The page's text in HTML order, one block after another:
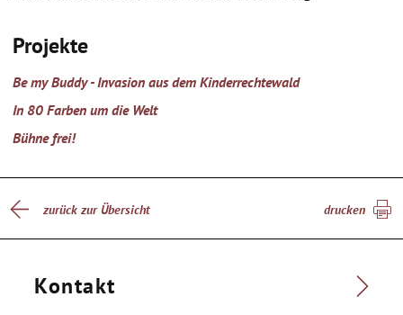
Kultur und Schule
home
Projekte
Be my Buddy - Invasion aus dem Kinderrechtewald
In 80 Farben um die Welt
Bühne frei!
zurück zur Übersicht drucken
Kontakt